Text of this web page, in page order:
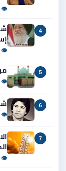
👁 1,028,471 مشاهدة
4
👁 41,019 مشاهدة
5
👁 36,456 مشاهدة
6
👁 34,885 مشاهدة
7
👁 19,731 مشاهدة